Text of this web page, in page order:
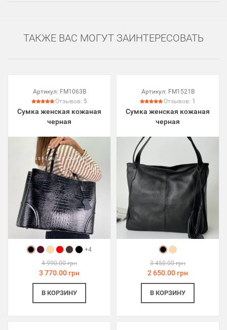
ТАКЖЕ ВАС МОГУТ ЗАИНТЕРЕСОВАТЬ
Артикул: FM1063B
Отзывов: 5
Сумка женская кожаная
черная
+4
4 990.00 грн
3 770.00 грн
В КОРЗИНУ
Артикул: FM1521B
Отзывов: 1
Сумка женская кожаная
черная
3 450.00 грн
2 650.00 грн
В КОРЗИНУ